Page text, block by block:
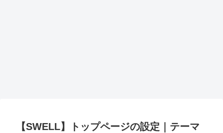
【SWELL】トップページの設定｜テーマ